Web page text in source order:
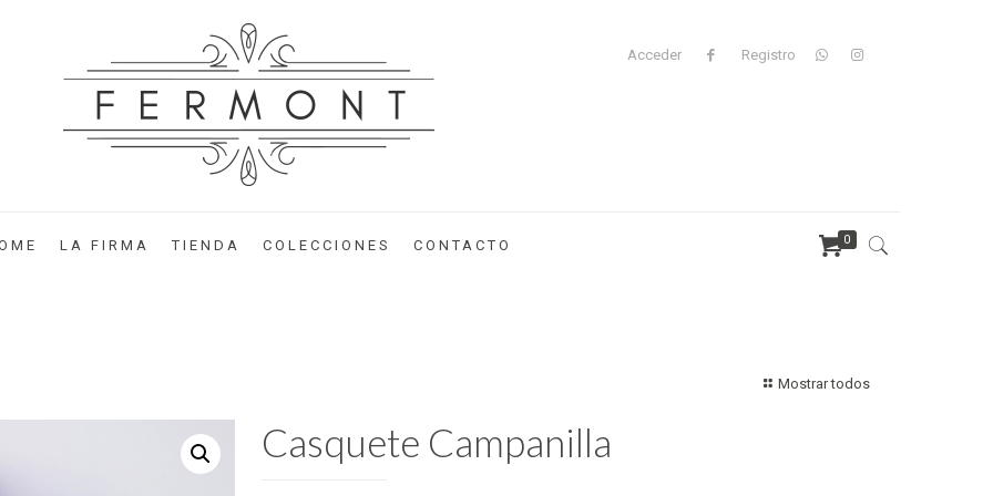
LA FIRMA TIENDA COLECCIONES CONTACTO
Acceder Registro
0
Mostrar todos
Casquete Campanilla